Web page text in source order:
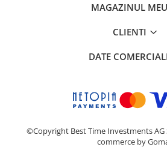
MAGAZINUL MEU
CLIENTI
DATE
©Copyright Best Time Investments AG
commerce by